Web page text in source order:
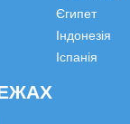
Єгипет
Індонезія
Іспанія